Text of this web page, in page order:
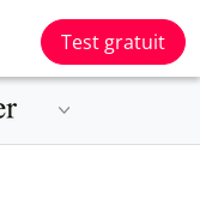
Test gratuit